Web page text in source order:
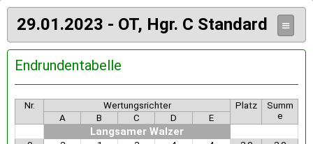
29.01.2023 - OT, Hgr. C Standard ≡
Endrundentabelle
Nr. Wertungsrichter Platz
Summ
e
A B C D E
Langsamer Walzer